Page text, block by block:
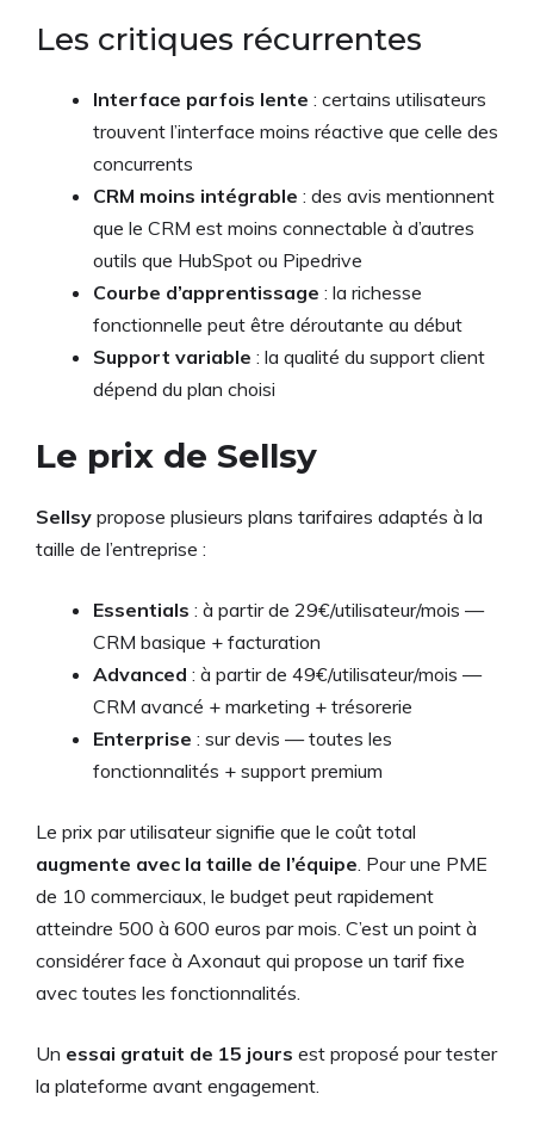
Les critiques récurrentes
Interface parfois lente : certains utilisateurs
trouvent l’interface moins réactive que celle des
concurrents
CRM moins intégrable : des avis mentionnent
que le CRM est moins connectable à d’autres
outils que HubSpot ou Pipedrive
Courbe d’apprentissage : la richesse
fonctionnelle peut être déroutante au début
Support variable : la qualité du support client
dépend du plan choisi
Le prix de Sellsy
Sellsy propose plusieurs plans tarifaires adaptés à la
taille de l’entreprise :
Essentials : à partir de 29€/utilisateur/mois —
CRM basique + facturation
Advanced : à partir de 49€/utilisateur/mois —
CRM avancé + marketing + trésorerie
Enterprise : sur devis — toutes les
fonctionnalités + support premium
Le prix par utilisateur signifie que le coût total
augmente avec la taille de l’équipe . Pour une PME
de 10 commerciaux, le budget peut rapidement
atteindre 500 à 600 euros par mois. C’est un point à
considérer face à Axonaut qui propose un tarif fixe
avec toutes les fonctionnalités.
Un essai gratuit de 15 jours est proposé pour tester
la plateforme avant engagement.